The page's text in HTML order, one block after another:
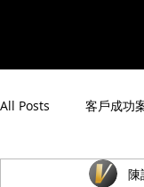
All Posts 客戶成功
禮遇通關服務 陳